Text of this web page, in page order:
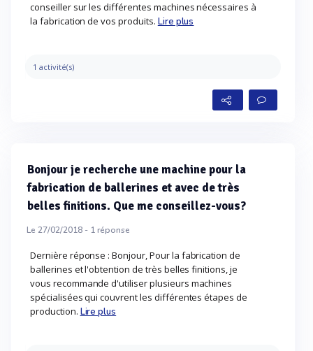
conseiller sur les différentes machines nécessaires à
la fabrication de vos produits. Lire plus
1 activité(s)
Bonjour je recherche une machine pour la
fabrication de ballerines et avec de très
belles finitions. Que me conseillez-vous?
Le 27/02/2018 - 1réponse
Dernière réponse : Bonjour, Pour la fabrication de
ballerines et l'obtention de très belles finitions, je
vous recommande d'utiliser plusieurs machines
spécialisées qui couvrent les différentes étapes de
production. Lire plus